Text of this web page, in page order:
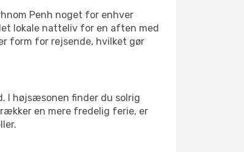
Penh noget for enhver
lokale natteliv for en aften med
form for rejsende, hvilket gør
I højsæsonen finder du solrig
en mere fredelig ferie, er